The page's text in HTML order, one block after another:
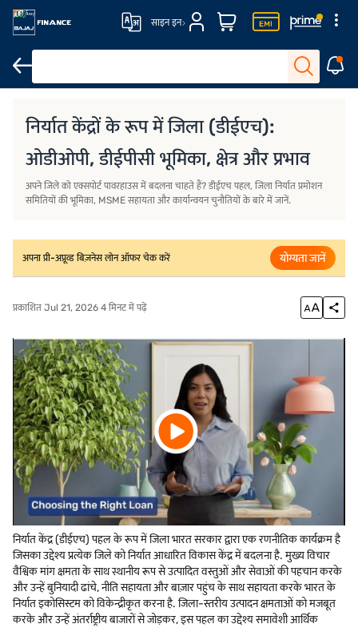
साइन इन
निर्यात केंद्रों के रूप में जिला (डीईएच):
ओडीओपी, डीईपीसी भूमिका, क्षेत्र और प्रभाव
अपने जिले को एक्सपोर्ट पावरहाउस में बदलना चाहते हैं? डीईएच पहल, जिला निर्यात प्रमोशन
समितियों की भूमिका, MSME सहायता और कार्यान्वयन चुनौतियों के बारे में जानें.
अपना प्री-अप्रूव्ड बिज़नेस लोन ऑफर चेक करें योग्यता जानें
प्रकाशित Jul 21, 2026 4 मिनट में पढ़ें
निर्यात केंद्र (डीईएच) पहल के रूप में जिला भारत सरकार द्वारा एक रणनीतिक कार्यक्रम है
जिसका उद्देश्य प्रत्येक जिले को निर्यात आधारित विकास केंद्र में बदलना है. मुख्य विचार
वैश्विक मांग क्षमता के साथ स्थानीय रूप से उत्पादित वस्तुओं और सेवाओं की पहचान करके
और उन्हें बुनियादी ढांचे, नीति सहायता और बाज़ार पहुंच के साथ सहायता करके भारत के
निर्यात इकोसिस्टम को विकेन्द्रीकृत करना है. जिला-स्तरीय उत्पादन क्षमताओं को मजबूत
करके और उन्हें अंतर्राष्ट्रीय बाजारों से जोड़कर, इस पहल का उद्देश्य समावेशी आर्थिक